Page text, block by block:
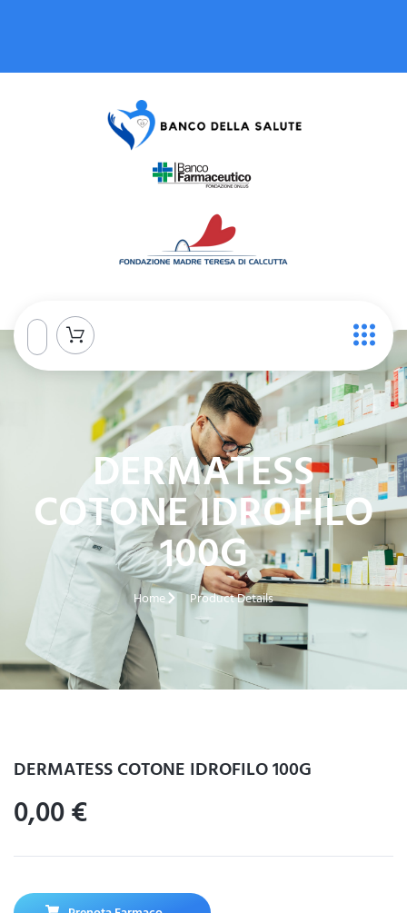
DERMATESS
COTONE IDROFILO
100G
Home Product Details
DERMATESS COTONE IDROFILO 100G
0,00€